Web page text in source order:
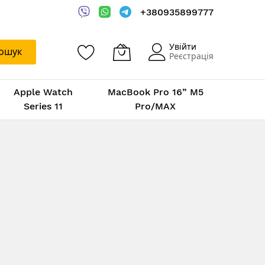
+380935899777
Увійти
Реєстрація
Apple Watch
Series 11
MacBook Pro 16” M5
Pro/MAX